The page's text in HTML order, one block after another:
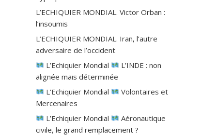
L’ECHIQUIER MONDIAL. Victor Orban :
l’insoumis
L’ECHIQUIER MONDIAL. Iran, l’autre
adversaire de l’occident
L’Echiquier Mondial
L’INDE : non
alignée mais déterminée
L’Echiquier Mondial
Volontaires et
Mercenaires
L’Echiquier Mondial
Aéronautique
civile, le grand remplacement ?